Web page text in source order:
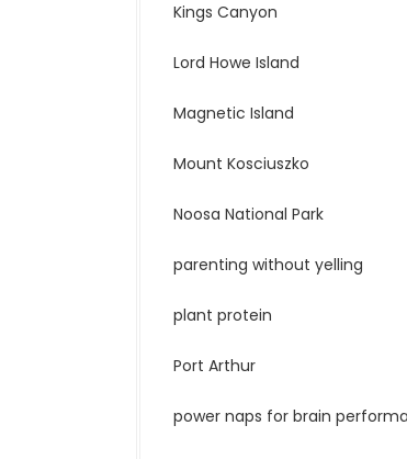
Kings Canyon
Lord Howe Island
Magnetic Island
Mount Kosciuszko
Noosa National Park
parenting without yelling
plant protein
Port Arthur
power naps for brain